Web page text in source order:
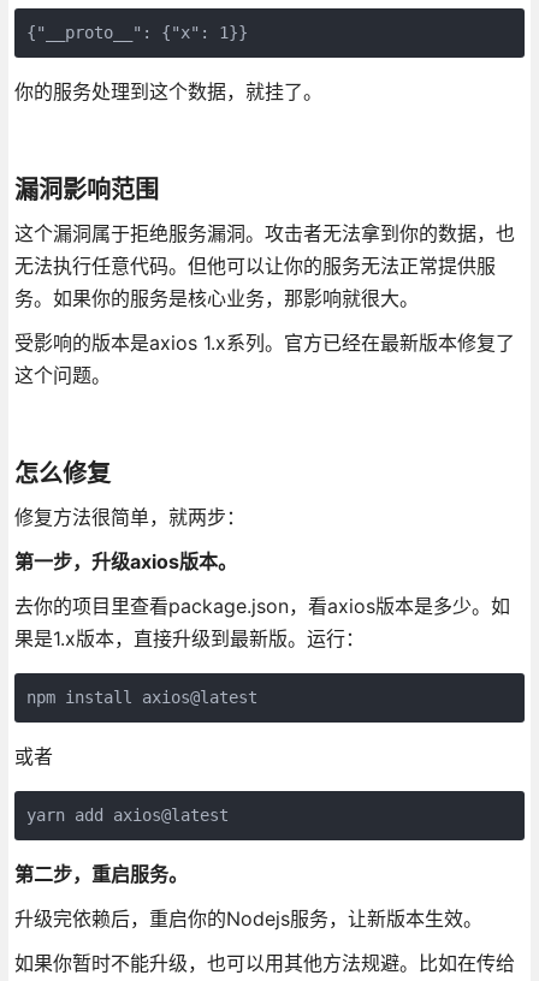
{"__proto__": {"x": 1}}
你的服务处理到这个数据，就挂了。
漏洞影响范围
这个漏洞属于拒绝服务漏洞。攻击者无法拿到你的数据，也
无法执行任意代码。但他可以让你的服务无法正常提供服
务。如果你的服务是核心业务，那影响就很大。
受影响的版本是axios 1.x系列。官方已经在最新版本修复了
这个问题。
怎么修复
修复方法很简单，就两步：
第一步，升级axios版本。
去你的项目里查看package.json，看axios版本是多少。如
果是1.x版本，直接升级到最新版。运行：
npm install axios@latest
或者
yarn add axios@latest
第二步，重启服务。
升级完依赖后，重启你的Nodejs服务，让新版本生效。
如果你暂时不能升级，也可以用其他方法规避。比如在传给